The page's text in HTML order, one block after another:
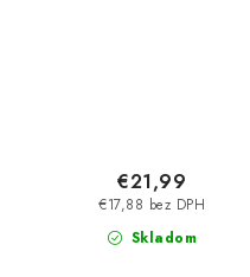
Skladom
€17,88 bez DPH
€21,99